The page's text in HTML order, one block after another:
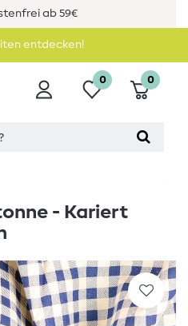
ab 59€
entdecken!
0 0
- Kariert